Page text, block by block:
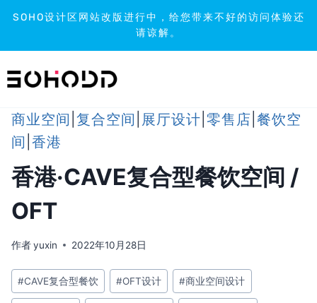
SOHO设计区网站改版进行中，给您带来不好的访问体验还
请谅解。
到
商业空间 复合空间 展厅设计 零售店 餐饮空
间 香港
香港·CAVE复合型餐饮空间 /
OFT
作者yuxin 2022年10月28日
文
章
#CAVE复合型餐饮 #OFT设计 #商业空间设计